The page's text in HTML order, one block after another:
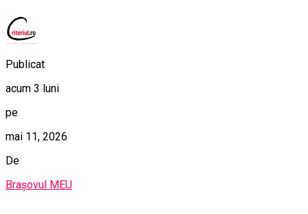
Publicat
acum 3 luni
pe
mai 11, 2026
De
Brașovul MEU